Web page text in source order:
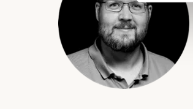
e
l
e
c
t
i
o